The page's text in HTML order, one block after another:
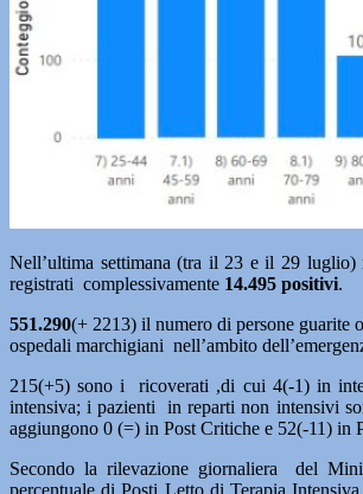
Nell’ultima settimana (tra il 23 e il 29 luglio)
registrati complessivamente 14.495 positivi.
551.290(+ 2213) il numero di persone guarite
ospedali marchigiani nell’ambito
215(+5) sono i ricoverati ,di cui 4(-1) in
intensiva; i pazienti in reparti non intensivi
aggiungono 0 (=) in Post Critiche e 52(-11) in
Secondo la rilevazione giornaliera del
percentuale di Posti Letto di Terapia